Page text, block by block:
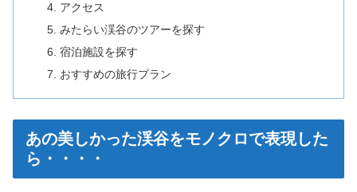
アクセス
みたらい渓谷のツアーを探す
宿泊施設を探す
おすすめの旅行プラン
あの美しかった渓谷をモノクロで表現した
ら・・・・